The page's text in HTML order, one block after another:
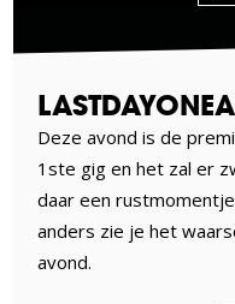
Deze avond is de
1ste gig en het zal er
daar een
anders zie je het
avond.